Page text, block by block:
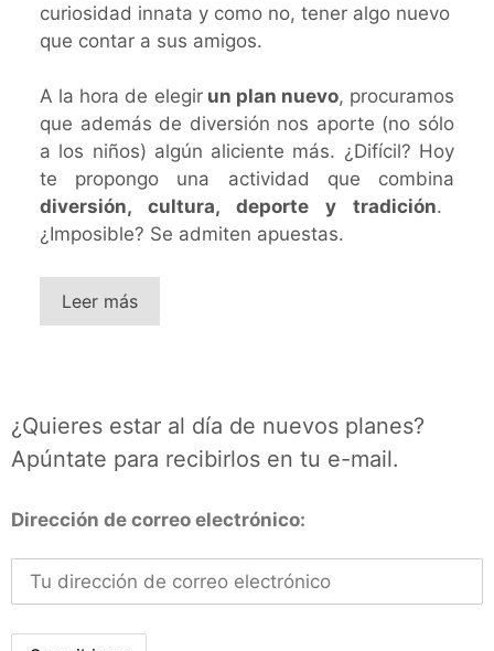
curiosidad innata y como no, tener algo nuevo
que contar a sus amigos.
A la hora de elegirun plan nuevo, procuramos
que además de diversión nos aporte (no sólo
a los niños) algún aliciente más. ¿Difícil? Hoy
te propongo una actividad que combina
diversión, cultura, deporte y tradición.
¿Imposible? Se admiten apuestas.
Leer más
¿Quieres estar al día de nuevos planes?
Apúntate para recibirlos en tu e-mail.
Dirección de correo electrónico: